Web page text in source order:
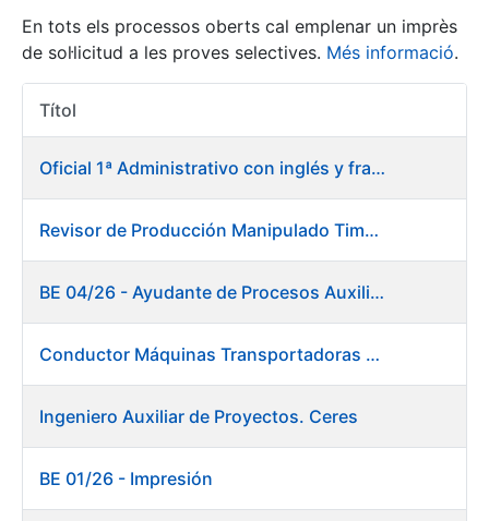
Mostra/Amaga
En tots els processos oberts cal emplenar un imprès
de sol·licitud a les proves selectives. Més informació.
Títol
Accions
Oficial 1ª Administrativo con inglés y francés
Revisor de Producción Manipulado Timbre
BE 04/26 - Ayudante de Procesos Auxiliares. Fábrica de Papel
Conductor Máquinas Transportadoras Elevadoras. Fábrica Papel
Ingeniero Auxiliar de Proyectos. Ceres
BE 01/26 - Impresión